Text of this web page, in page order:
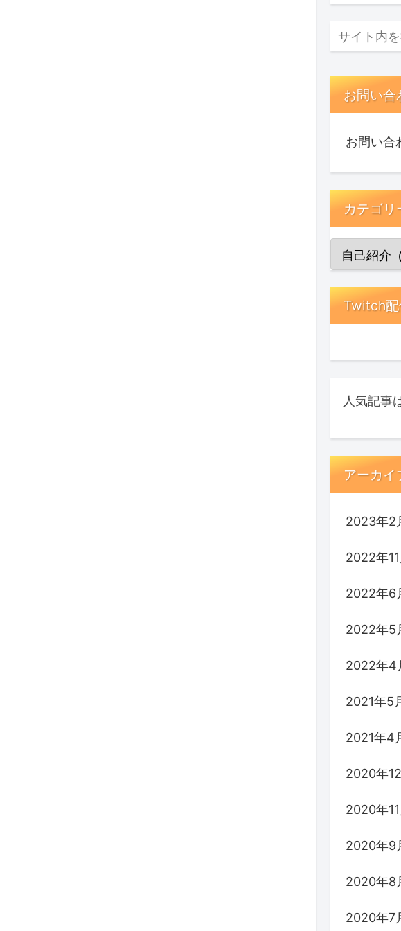
お問い合
お問い合
カテゴリ
Twitch
人気記事
アーカイ
2023年2
2022年11
2022年6
2022年5
2022年4
2021年5
2021年4
2020年
2020年11
2020年9
2020年8
2020年7